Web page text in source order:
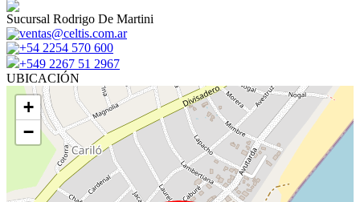
Sucursal Rodrigo De Martini
ventas@celtis.com.ar
+54 2254 570 600
+549 2267 51 2967
UBICACIÓN
+
−